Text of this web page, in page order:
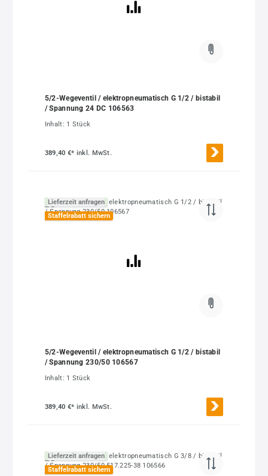
5/2-Wegeventil / elektropneumatisch G 1/2 / bistabil
/ Spannung 24 DC 106563
Inhalt: 1 Stück
389,40 €* inkl. MwSt.
Lieferzeit anfragen
Staffelrabatt sichern
5/2-Wegeventil / elektropneumatisch G 1/2 / bistabil
/ Spannung 230/50 106567
Inhalt: 1 Stück
389,40 €* inkl. MwSt.
Lieferzeit anfragen
Staffelrabatt sichern